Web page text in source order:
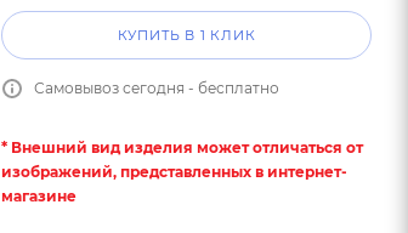
КУПИТЬ В 1 КЛИК
Самовывоз сегодня - бесплатно
* Внешний вид изделия может отличаться от
изображений, представленных в интернет-
магазине